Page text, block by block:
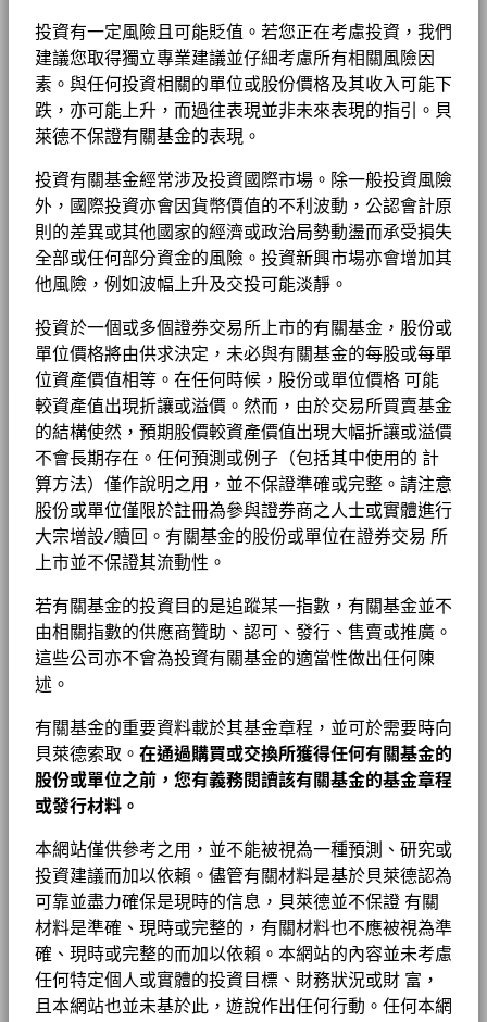
投資有一定風險且可能貶值。若您正在考慮投資，我們
建議您取得獨立專業建議並仔細考慮所有相關風險因
素。與任何投資相關的單位或股份價格及其收入可能下
跌，亦可能上升，而過往表現並非未來表現的指引。貝
萊德不保證有關基金的表現。
投資有關基金經常涉及投資國際市場。除一般投資風險
外，國際投資亦會因貨幣價值的不利波動，公認會計原
則的差異或其他國家的經濟或政治局勢動盪而承受損失
全部或任何部分資金的風險。投資新興市場亦會增加其
他風險，例如波幅上升及交投可能淡靜。
投資於一個或多個證券交易所上市的有關基金，股份或
單位價格將由供求決定，未必與有關基金的每股或每單
位資產價值相等。在任何時候，股份或單位價格 可能
較資產值出現折讓或溢價。然而，由於交易所買賣基金
的結構使然，預期股價較資產價值出現大幅折讓或溢價
不會長期存在。任何預測或例子（包括其中使用的 計
算方法）僅作說明之用，並不保證準確或完整。請注意
股份或單位僅限於註冊為參與證券商之人士或實體進行
大宗增設/贖回。有關基金的股份或單位在證券交易 所
上市並不保證其流動性。
若有關基金的投資目的是追蹤某一指數，有關基金並不
由相關指數的供應商贊助、認可、發行、售賣或推廣。
這些公司亦不會為投資有關基金的適當性做出任何陳
述。
有關基金的重要資料載於其基金章程，並可於需要時向
貝萊德索取。 在通過購買或交換所獲得任何有關基金的
股份或單位之前，您有義務閱讀該有關基金的基金章程
或發行材料。
本網站僅供參考之用，並不能被視為一種預測、研究或
投資建議而加以依賴。儘管有關材料是基於貝萊德認為
可靠並盡力確保是現時的信息，貝萊德並不保證 有關
材料是準確、現時或完整的，有關材料也不應被視為準
確、現時或完整的而加以依賴。本網站的內容並未考慮
任何特定個人或實體的投資目標、財務狀況或財 富，
且本網站也並未基於此，遊說作出任何行動。任何本網
2026年下半年投資展望
人工智能會否加速創新、促進經濟增長，引領全球邁向豐
裕的發展階段？抑或電力、勞工、資本及原材料稀缺將主
導市場走勢？我們的《2026年下半年環球展望》聚焦投資
者必須作出的重大判斷，並探討當多種截然不同的經濟情
景均可能出現時，投資者應如何重新審視投資組合配置。
閱讀我們2026年下半年投資展望
每週市場投資評論
貝萊德智庫專頁(只供英文版)